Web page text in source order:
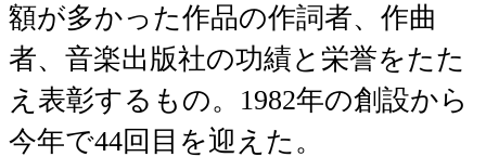
額が多かった作品の作詞者、作曲
者、音楽出版社の功績と栄誉をたた
え表彰するもの。1982年の創設から
今年で44回目を迎えた。